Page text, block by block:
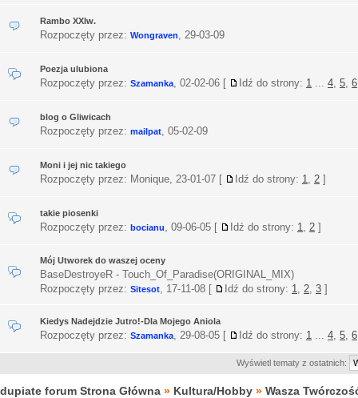
Rambo XXIw.
Rozpoczęty przez: Wongraven, 29-03-09
Poezja ulubiona
Rozpoczęty przez: Szamanka, 02-02-06 [ Idź do strony: 1 ... 4, 5, 6
blog o Gliwicach
Rozpoczęty przez: mailpat, 05-02-09
Moni i jej nic takiego
Rozpoczęty przez: Monique, 23-01-07 [ Idź do strony: 1, 2 ]
takie piosenki
Rozpoczęty przez: bocianu, 09-06-05 [ Idź do strony: 1, 2 ]
Mój Utworek do waszej oceny
BaseDestroyeR - Touch_Of_Paradise(ORIGINAL_MIX)
Rozpoczęty przez: Sitesot, 17-11-08 [ Idź do strony: 1, 2, 3 ]
Kiedys Nadejdzie Jutro!-Dla Mojego Aniola
Rozpoczęty przez: Szamanka, 29-08-05 [ Idź do strony: 1 ... 4, 5, 6
Wyświetl tematy z ostatnich:
dupiate forum Strona Główna » Kultura/Hobby » Wasza